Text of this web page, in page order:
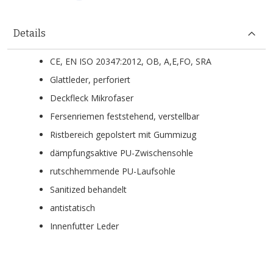
Details
CE, EN ISO 20347:2012, OB, A,E,FO, SRA
Glattleder, perforiert
Deckfleck Mikrofaser
Fersenriemen feststehend, verstellbar
Ristbereich gepolstert mit Gummizug
dämpfungsaktive PU-Zwischensohle
rutschhemmende PU-Laufsohle
Sanitized behandelt
antistatisch
Innenfutter Leder